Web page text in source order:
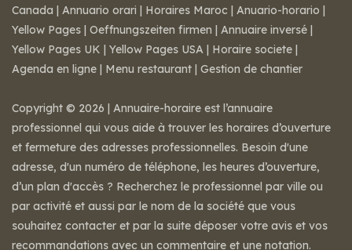
Canada | Annuario orari | Horaires Maroc | Anuario-horario |
Yellow Pages | Oeffnungszeiten firmen | Annuaire inversé |
Yellow Pages UK | Yellow Pages USA | Horaire societe |
Agenda en ligne | Menu restaurant | Gestion de chantier
Copyright © 2026 | Annuaire-horaire est l’annuaire
professionnel qui vous aide à trouver les horaires d’ouverture
et fermeture des adresses professionnelles. Besoin d'une
adresse, d'un numéro de téléphone, les heures d’ouverture,
d’un plan d'accès ? Recherchez le professionnel par ville ou
par activité et aussi par le nom de la société que vous
souhaitez contacter et par la suite déposer votre avis et vos
recommandations avec un commentaire et une notation.